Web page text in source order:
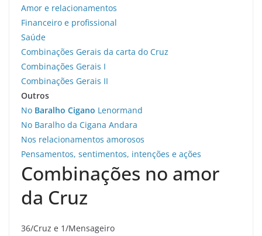
Amor e relacionamentos
Financeiro e profissional
Saúde
Combinações Gerais da carta do Cruz
Combinações Gerais I
Combinações Gerais II
Outros
No Baralho Cigano Lenormand
No Baralho da Cigana Andara
Nos relacionamentos amorosos
Pensamentos, sentimentos, intenções e ações
Combinações no amor
da Cruz
36/Cruz e 1/Mensageiro